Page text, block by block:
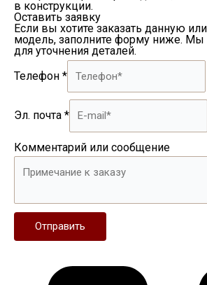
в конструкции.
Оставить заявку
Если вы хотите заказать данную
модель, заполните форму ниже.
для уточнения деталей.
Телефон *
Эл. почта *
Комментарий или сообщение
Отправить